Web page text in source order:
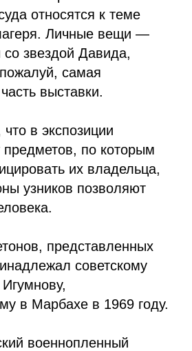
относятся к теме
Личные вещи —
со звездой Давида,
самая
выставки.
в экспозиции
предметов, по которым
их владельца,
узников позволяют
представленных
советскому
в Марбахе в 1969 году.
военнопленный